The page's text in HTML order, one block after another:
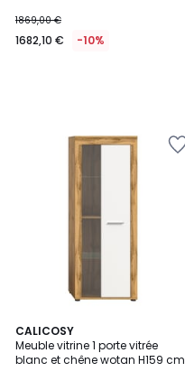
1869,00 €
1682,10 € -10%
CALICOSY
Meuble vitrine 1 porte vitrée
blanc et chêne wotan H159 cm